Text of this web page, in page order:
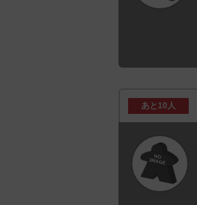
あと 10人